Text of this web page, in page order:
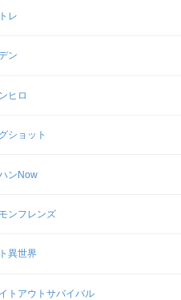
レ
ン
ヒロ
ショット
ンNow
ンフレンズ
異世界
トアウトサバイバル